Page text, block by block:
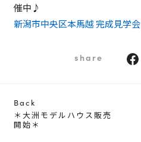
催中♪
新潟市中央区本馬越 完成見学会
share
Back
＊大洲モデルハウス販売
開始＊